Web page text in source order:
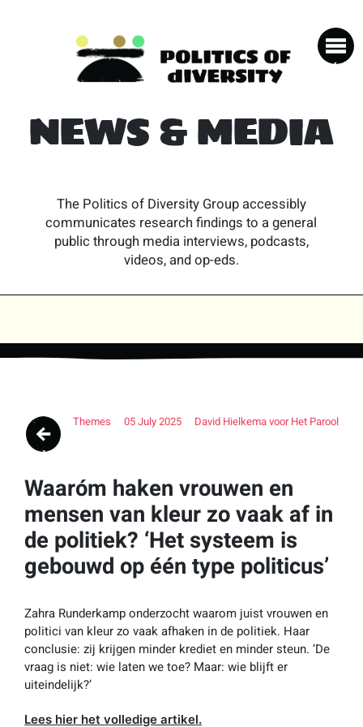
NEWS & MEDIA
The Politics of Diversity Group accessibly
communicates research findings to a general
public through media interviews, podcasts,
videos, and op-eds.
Themes 05 July 2025 David Hielkema voor Het Parool
Waaróm haken vrouwen en
mensen van kleur zo vaak af in
de politiek? ‘Het systeem is
gebouwd op één type politicus’
Zahra Runderkamp onderzocht waarom juist vrouwen en
politici van kleur zo vaak afhaken in de politiek. Haar
conclusie: zij krijgen minder krediet en minder steun. ‘De
vraag is niet: wie laten we toe? Maar: wie blijft er
uiteindelijk?’
Lees hier het volledige artikel.